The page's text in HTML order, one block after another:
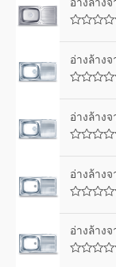
t
e
d
t
o
f
อ่างล้าง
t
e
d
t
o
f
อ่างล้าง
t
e
d
t
o
f
อ่างล้าง
t
e
d
อ่างล้าง